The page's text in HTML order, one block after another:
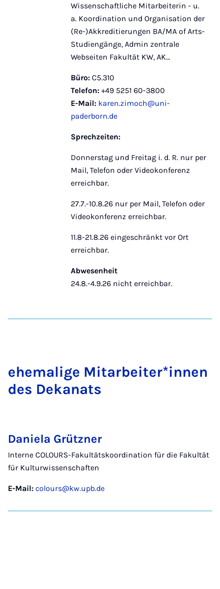
Wissenschaftliche Mitarbeiterin - u.
a. Koordination und Organisation der
(Re-)Akkreditierungen BA/MA of Arts-
Studiengänge, Admin zentrale
Webseiten Fakultät KW, AK…
Büro: C5.310
Telefon: +49 5251 60-3800
E-Mail: karen.zimoch@uni-
paderborn.de
Sprechzeiten:
Donnerstag und Freitag i. d. R. nur per
Mail, Telefon oder Videokonferenz
erreichbar.
27.7.-10.8.26 nur per Mail, Telefon oder
Videokonferenz erreichbar.
11.8-21.8.26 eingeschränkt vor Ort
erreichbar.
Abwesenheit
24.8.-4.9.26 nicht erreichbar.
ehe­ma­li­ge Mit­­a­r­­bei­ter*in­­nen
des De­­ka­nats
Daniela Grützner
Interne COLOURS-Fakultätskoordination für die Fakultät
für Kulturwissenschaften
E-Mail: colours@kw.upb.de